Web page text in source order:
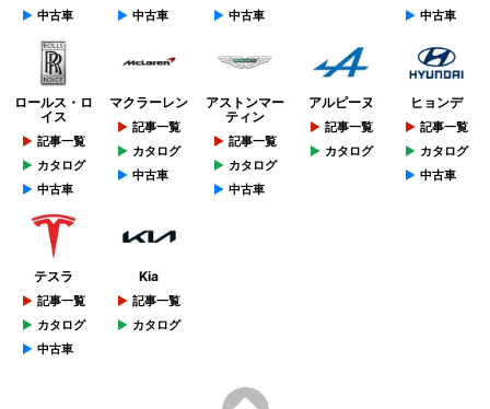
中古車
中古車
中古車
中古車
ロールス・ロ
イス
記事一覧
カタログ
中古車
マクラーレン
記事一覧
カタログ
中古車
アストンマー
ティン
記事一覧
カタログ
中古車
アルピーヌ
記事一覧
カタログ
ヒョンデ
記事一覧
カタログ
中古車
テスラ
記事一覧
カタログ
中古車
Kia
記事一覧
カタログ